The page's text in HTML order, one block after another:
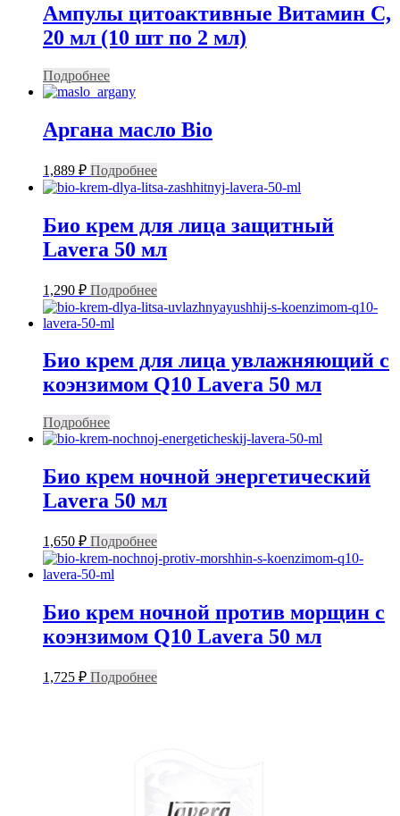
Ампулы цитоактивные Витамин С,
20 мл (10 шт по 2 мл)
Подробнее
Аргана масло Bio
1,889 ₽ Подробнее
Био крем для лица защитный
Lavera 50 мл
1,290 ₽ Подробнее
Био крем для лица увлажняющий с
коэнзимом Q10 Lavera 50 мл
Подробнее
Био крем ночной энергетический
Lavera 50 мл
1,650 ₽ Подробнее
Био крем ночной против морщин с
коэнзимом Q10 Lavera 50 мл
1,725 ₽ Подробнее